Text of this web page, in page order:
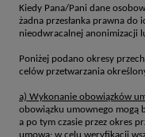
Kiedy Pana/Pani dane
żadna przesłanka prawna do
nieodwracalnej anonimizacji
Poniżej podano okresy
celów przetwarzania
a) Wykonanie obowiązków
obowiązku umownego mogą
a po tym czasie przez okres